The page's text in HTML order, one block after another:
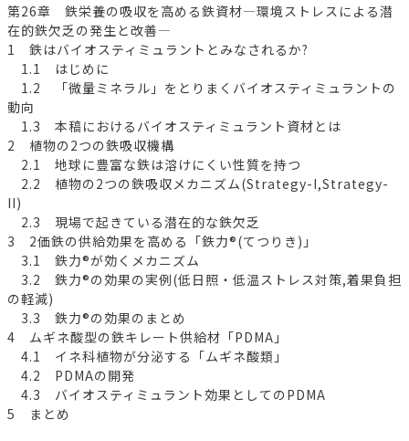
第26章 鉄栄養の吸収を高める鉄資材―環境ストレスによる潜
在的鉄欠乏の発生と改善―
1 鉄はバイオスティミュラントとみなされるか?
1.1 はじめに
1.2 「微量ミネラル」をとりまくバイオスティミュラントの
動向
1.3 本稿におけるバイオスティミュラント資材とは
2 植物の2つの鉄吸収機構
2.1 地球に豊富な鉄は溶けにくい性質を持つ
2.2 植物の2つの鉄吸収メカニズム(Strategy-I,Strategy-
II)
2.3 現場で起きている潜在的な鉄欠乏
3 2価鉄の供給効果を高める「鉄力®(てつりき)」
3.1 鉄力®が効くメカニズム
3.2 鉄力®の効果の実例(低日照・低温ストレス対策,着果負担
の軽減)
3.3 鉄力®の効果のまとめ
4 ムギネ酸型の鉄キレート供給材「PDMA」
4.1 イネ科植物が分泌する「ムギネ酸類」
4.2 PDMAの開発
4.3 バイオスティミュラント効果としてのPDMA
5 まとめ